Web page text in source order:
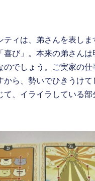
ティは、弟さんを表しま
喜び」。本来の弟さんは
のでしょう。ご実家の仕
から、勢いでひきうけて
て、イライラしている部